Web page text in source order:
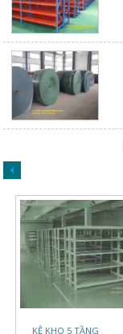
KỆ KHO 5 TẦNG